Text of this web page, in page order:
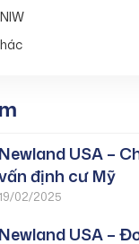
Newland USA –
định cư Mỹ
19/02/2025
Newland USA –